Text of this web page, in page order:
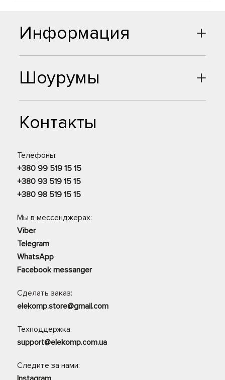
Шоурумы
Контакты
Телефоны:
+380 99 519 15 15
+380 93 519 15 15
+380 98 519 15 15
Мы в мессенджерах:
Viber
Telegram
WhatsApp
Facebook messanger
Сделать заказ:
elekomp.store@gmail.com
Техподдержка:
support@elekomp.com.ua
Следите за нами:
Информация